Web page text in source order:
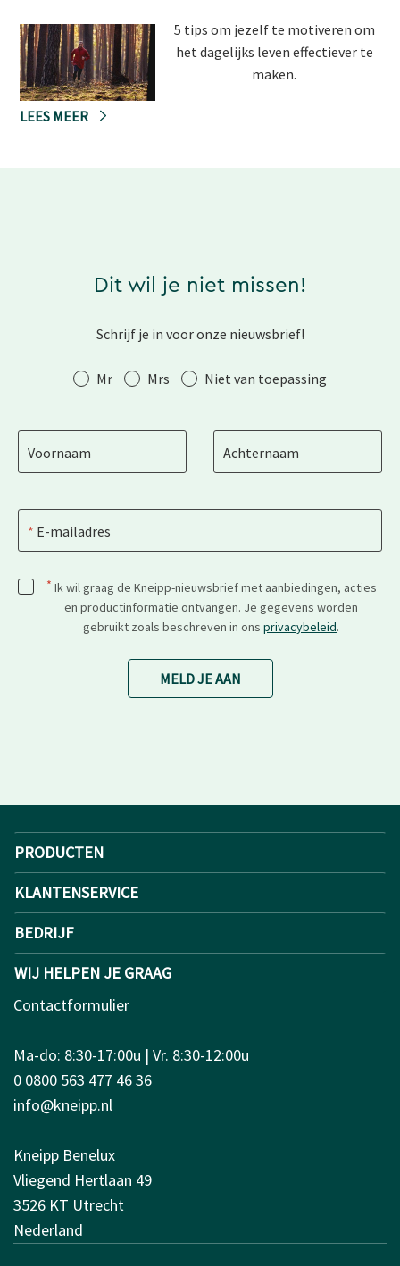
5 tips om jezelf te motiveren om
het dagelijks leven effectiever te
maken.
LEES MEER
Dit wil je niet missen!
Schrijf je in voor onze nieuwsbrief!
Aanhef Mr Mrs Niet van toepassing
Voornaam Achternaam
E-mailadres
* Ik wil graag de Kneipp-nieuwsbrief met aanbiedingen, acties
en productinformatie ontvangen. Je gegevens worden
gebruikt zoals beschreven in ons privacybeleid.
MELD JE AAN
PRODUCTEN
KLANTENSERVICE
BEDRIJF
WIJ HELPEN JE GRAAG
Contactformulier
Ma-do: 8:30-17:00u | Vr. 8:30-12:00u
0 0800 563 477 46 36
info@kneipp.nl
Kneipp Benelux
Vliegend Hertlaan 49
3526 KT Utrecht
Nederland